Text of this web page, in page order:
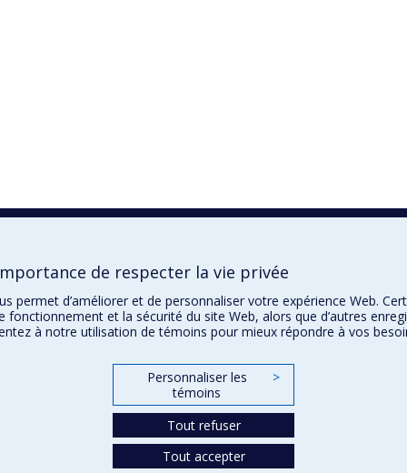
de respecter la vie privée
permet d’améliorer et de personnaliser votre expérience Web.
fonctionnement et la sécurité du site Web, alors que d’autres
à notre utilisation de témoins pour mieux répondre à vos
Personnaliser les
témoins
>
Tout refuser
Tout accepter